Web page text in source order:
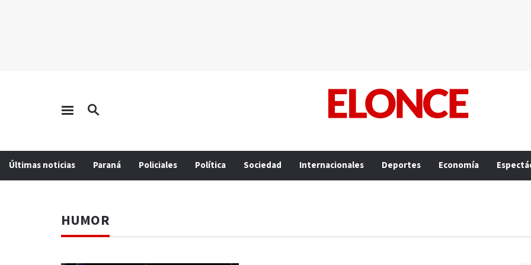
Últimas noticias Paraná Policiales Política Sociedad Internacionales Deportes Economía
HUMOR